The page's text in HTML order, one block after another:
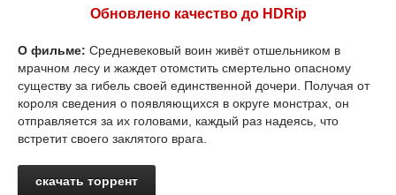
Обновлено качество до HDRip
О фильме: Средневековый воин живёт отшельником в
мрачном лесу и жаждет отомстить смертельно опасному
существу за гибель своей единственной дочери. Получая от
короля сведения о появляющихся в округе монстрах, он
отправляется за их головами, каждый раз надеясь, что
встретит своего заклятого врага.
скачать торрент